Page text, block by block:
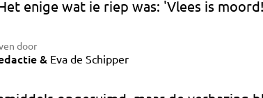
enige wat ie riep was: 'Vlees is
door
& Eva de Schipper